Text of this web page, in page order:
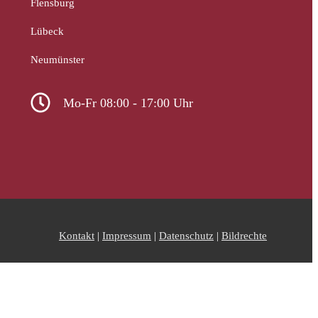
Flensburg
Lübeck
Neumünster
Mo-Fr 08:00 - 17:00 Uhr
Kontakt | Impressum | Datenschutz | Bildrechte